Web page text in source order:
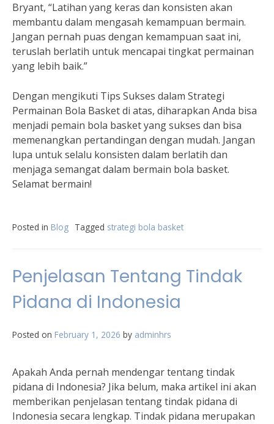
Bryant, “Latihan yang keras dan konsisten akan
membantu dalam mengasah kemampuan bermain.
Jangan pernah puas dengan kemampuan saat ini,
teruslah berlatih untuk mencapai tingkat permainan
yang lebih baik.”
Dengan mengikuti Tips Sukses dalam Strategi
Permainan Bola Basket di atas, diharapkan Anda bisa
menjadi pemain bola basket yang sukses dan bisa
memenangkan pertandingan dengan mudah. Jangan
lupa untuk selalu konsisten dalam berlatih dan
menjaga semangat dalam bermain bola basket.
Selamat bermain!
Posted in Blog Tagged strategi bola basket
Penjelasan Tentang Tindak
Pidana di Indonesia
Posted on February 1, 2026 by adminhrs
Apakah Anda pernah mendengar tentang tindak
pidana di Indonesia? Jika belum, maka artikel ini akan
memberikan penjelasan tentang tindak pidana di
Indonesia secara lengkap. Tindak pidana merupakan